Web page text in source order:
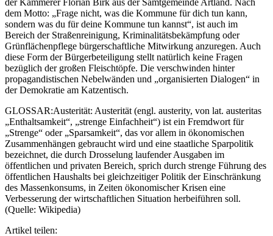
dem Motto: „Frage nicht, was die Kommune für dich tun kann,
sondern was du für deine Kommune tun kannst“, ist auch im
Bereich der Straßenreinigung, Kriminalitätsbekämpfung oder
Grünflächenpflege bürgerschaftliche Mitwirkung anzuregen. Auch
diese Form der Bürgerbeteiligung stellt natürlich keine Fragen
bezüglich der großen Fleischtöpfe. Die verschwinden hinter
propagandistischen Nebelwänden und „organisierten Dialogen“ in
der Demokratie am Katzentisch.
GLOSSAR:Austerität: Austerität (engl. austerity, von lat. austeritas
„Enthaltsamkeit“, „strenge Einfachheit“) ist ein Fremdwort für
„Strenge“ oder „Sparsamkeit“, das vor allem in ökonomischen
Zusammenhängen gebraucht wird und eine staatliche Sparpolitik
bezeichnet, die durch Drosselung laufender Ausgaben im
öffentlichen und privaten Bereich, sprich durch strenge Führung des
öffentlichen Haushalts bei gleichzeitiger Politik der Einschränkung
des Massenkonsums, in Zeiten ökonomischer Krisen eine
Verbesserung der wirtschaftlichen Situation herbeiführen soll.
(Quelle: Wikipedia)
Artikel teilen: